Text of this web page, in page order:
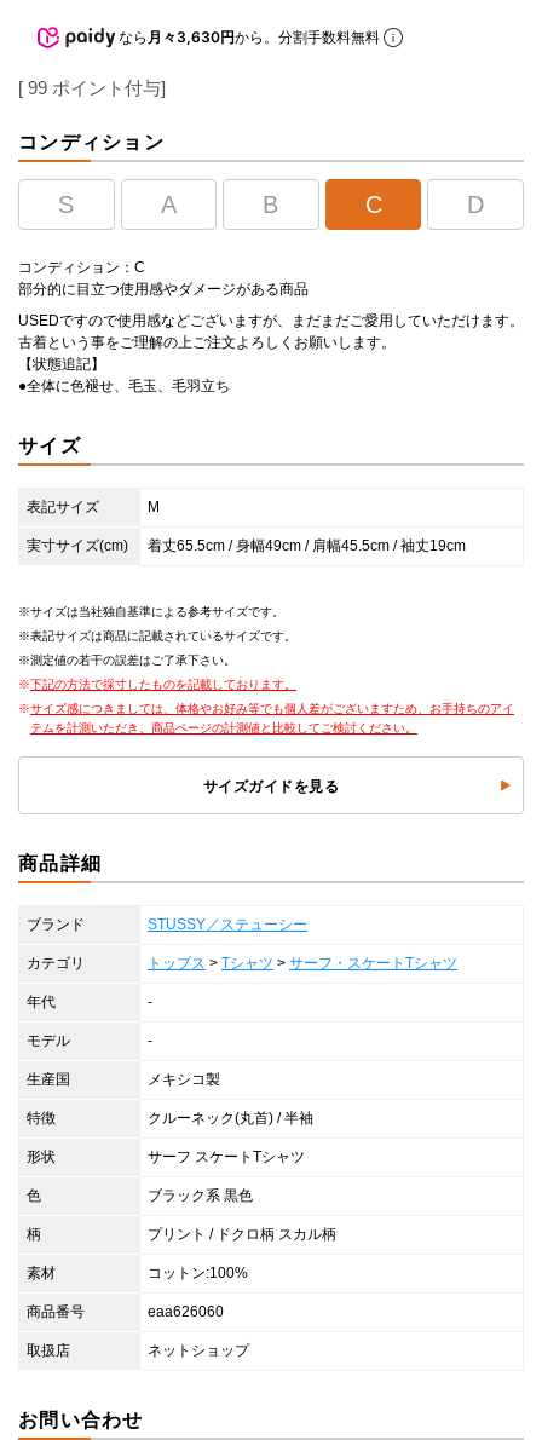
なら 月々3,630円から。分割手数料無料
[ 99 ポイント付与]
コンディション
S A B C D
コンディション：C
部分的に目立つ使用感やダメージがある商品
USEDですので使用感などございますが、まだまだご愛用していただけます。
古着という事をご理解の上ご注文よろしくお願いします。
【状態追記】
●全体に色褪せ、毛玉、毛羽立ち
サイズ
表記サイズ M
実寸サイズ(cm) 着丈65.5cm / 身幅49cm / 肩幅45.5cm / 袖丈19cm
サイズは当社独自基準による参考サイズです。
表記サイズは商品に記載されているサイズです。
測定値の若干の誤差はご了承下さい。
下記の方法で採寸したものを記載しております。
サイズ感につきましては、体格やお好み等でも個人差がございますため、お手持ちのアイ
テムを計測いただき、商品ページの計測値と比較してご検討ください。
サイズガイドを見る
商品詳細
ブランド STUSSY／ステューシー
カテゴリ トップス > Tシャツ > サーフ・スケートTシャツ
年代 -
モデル -
生産国 メキシコ製
特徴 クルーネック(丸首) / 半袖
形状 サーフ スケートTシャツ
色 ブラック系 黒色
柄 プリント / ドクロ柄 スカル柄
素材 コットン:100%
商品番号 eaa626060
取扱店 ネットショップ
お問い合わせ